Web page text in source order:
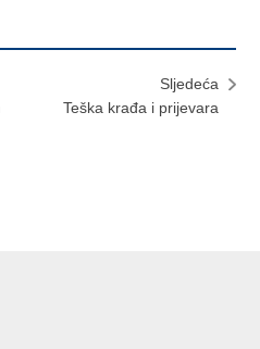
Sljedeća
Teška krađa i prijevara